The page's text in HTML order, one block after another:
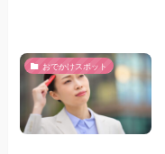
おでかけスポット